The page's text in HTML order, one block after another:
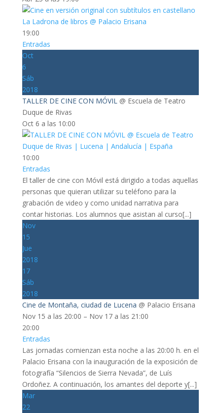
19:00
Entradas
Oct
6
Sáb
2018
TALLER DE CINE CON MÓVIL @ Escuela de Teatro
Duque de Rivas
Oct 6 a las 10:00
10:00
Entradas
El taller de cine con Móvil está dirigido a todas aquellas
personas que quieran utilizar su teléfono para la
grabación de video y como unidad narrativa para
contar historias. Los alumnos que asistan al curso[...]
Nov
15
Jue
2018
17
Sáb
2018
Cine de Montaña, ciudad de Lucena @ Palacio Erisana
Nov 15 a las 20:00 – Nov 17 a las 21:00
20:00
Entradas
Las jornadas comienzan esta noche a las 20:00 h. en el
Palacio Erisana con la inauguración de la exposición de
fotografía “Silencios de Sierra Nevada”, de Luís
Ordoñez. A continuación, los amantes del deporte y[...]
Mar
22